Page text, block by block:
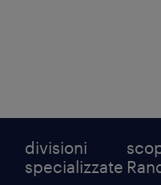
divisioni
specializzate